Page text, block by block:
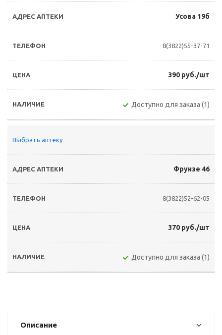
Усова 19б
8(3822)55-37-71
390 руб./шт
Доступно для заказа (1)
Выбрать аптеку
Фрунзе 46
8(3822)52-62-05
370 руб./шт
Доступно для заказа (1)
Описание